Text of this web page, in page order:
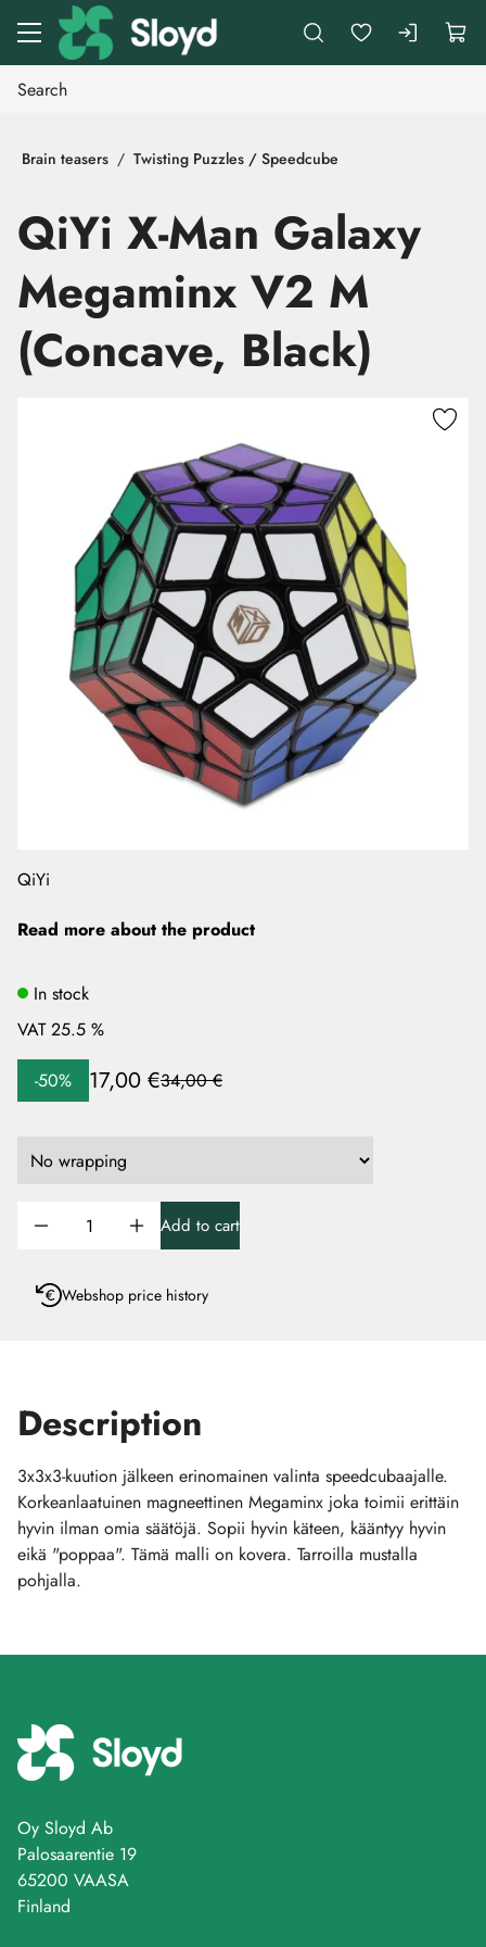
Go to main content
Brain teasers Twisting Puzzles / Speedcube
QiYi X-Man Galaxy
Megaminx V2 M
(Concave, Black)
QiYi
Read more about the product
In stock
VAT 25.5 %
-50% 17,00 €34,00 €
Add to cart
Webshop price history
Description
3x3x3-kuution jälkeen erinomainen valinta speedcubaajalle.
Korkeanlaatuinen magneettinen Megaminx joka toimii erittäin
hyvin ilman omia säätöjä. Sopii hyvin käteen, kääntyy hyvin
eikä "poppaa". Tämä malli on kovera. Tarroilla mustalla
pohjalla.
Oy Sloyd Ab
Palosaarentie 19
65200 VAASA
Finland